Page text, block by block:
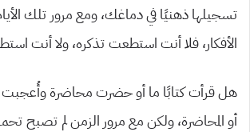
تسجيلها ذهنيًا في دماغك، ومع مرور تلك
الأفكار، فلا أنت استطعت تذكره، ولا أنت
هل قرأت كتابًا ما أو حضرت محاضرة وأُعجبت
أو المحاضرة، ولكن مع مرور الزمن لم تصبح